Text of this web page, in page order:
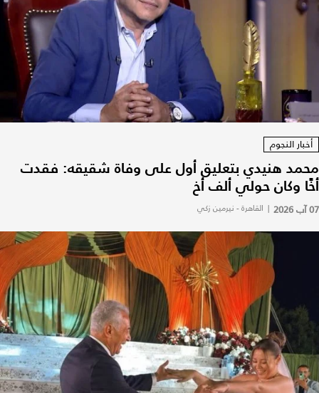
أخبار النجوم
محمد هنيدي بتعليق أول على وفاة شقيقه: فقدت
أخًا وكان حولي ألف أخ
07 آب 2026 | القاهرة - نيرمين زكي